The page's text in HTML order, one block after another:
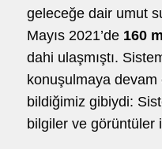
geleceğe dair umut
Mayıs 2021’de 160
dahi ulaşmıştı.
konuşulmaya
bildiğimiz gibiydi:
bilgiler ve görüntüler